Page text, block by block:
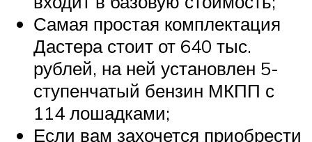
Самая простая комплектация
Дастера стоит от 640 тыс.
рублей, на ней установлен 5-
ступенчатый бензин МКПП с
114 лошадками;
Если вам захочется приобрести